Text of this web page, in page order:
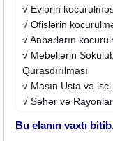
√ Evlərin
√ Ofislərin
√ Anbarların
√ Mebellərin
Quras‌dırılması
√ Mas‌ın Usta və
√ S‌əhər və
√ Cehizlərin
Bu elanın vaxtı